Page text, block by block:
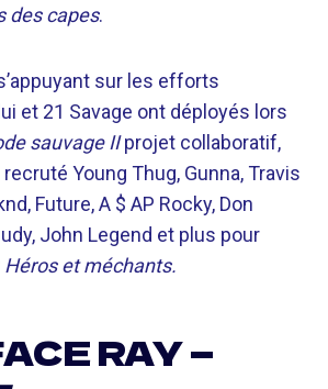
des capes.
sur les efforts
et 21 Savage ont déployés lors
sauvage IIprojet collaboratif,
Young Thug, Gunna, Travis
Future, A $ AP Rocky, Don
John Legend et plus pour
Héros et méchants.
RAY —